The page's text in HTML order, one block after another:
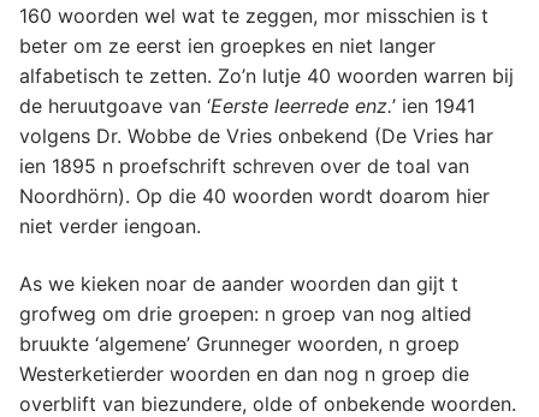
160 woorden wel wat te zeggen, mor misschien is t
beter om ze eerst ien groepkes en niet langer
alfabetisch te zetten. Zo’n lutje 40 woorden warren bij
de heruutgoave van ‘Eerste leerrede enz.’ ien 1941
volgens Dr. Wobbe de Vries onbekend (De Vries har
ien 1895 n proefschrift schreven over de toal van
Noordhörn). Op die 40 woorden wordt doarom hier
niet verder iengoan.
As we kieken noar de aander woorden dan gijt t
grofweg om drie groepen: n groep van nog altied
bruukte ‘algemene’ Grunneger woorden, n groep
Westerketierder woorden en dan nog n groep die
overblift van biezundere, olde of onbekende woorden.